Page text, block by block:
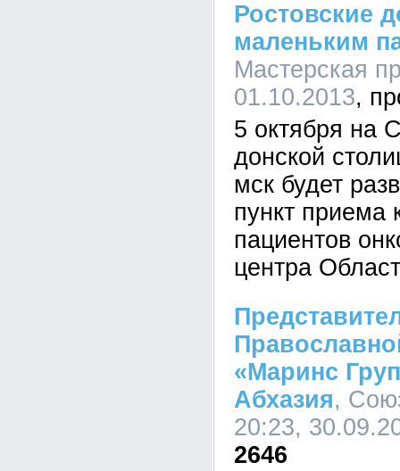
Ростовские
маленьким
Мастерская
01.10.2013
5 октября на
донской
мск будет
пункт приема
пациентов
центра
«Маринс
Абхазия,
20:23,
2646